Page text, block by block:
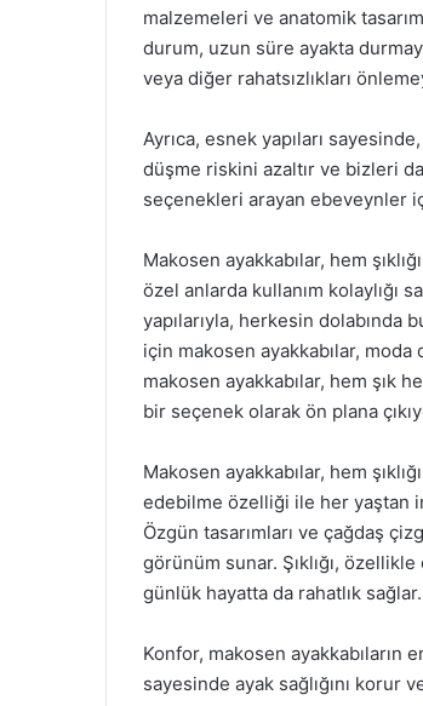
malzemeleri ve anatomik
durum, uzun süre ayakta
veya diğer rahatsızlıkları
Ayrıca, esnek yapıları
düşme riskini azaltır ve bizleri
seçenekleri arayan ebeveynler
Makosen ayakkabılar, hem
özel anlarda kullanım kolaylığı
yapılarıyla, herkesin dolabında
için makosen ayakkabılar,
makosen ayakkabılar, hem şık
bir seçenek olarak ön plana
Makosen ayakkabılar, hem
edebilme özelliği ile her yaştan
Özgün tasarımları ve çağdaş
görünüm sunar. Şıklığı,
günlük hayatta da rahatlık sağlar.
Konfor, makosen ayakkabıların
sayesinde ayak sağlığını